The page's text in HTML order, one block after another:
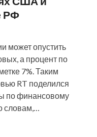
РФ
может опустить
а процент по
7%. Таким
RT поделился
по финансовому
словам,…